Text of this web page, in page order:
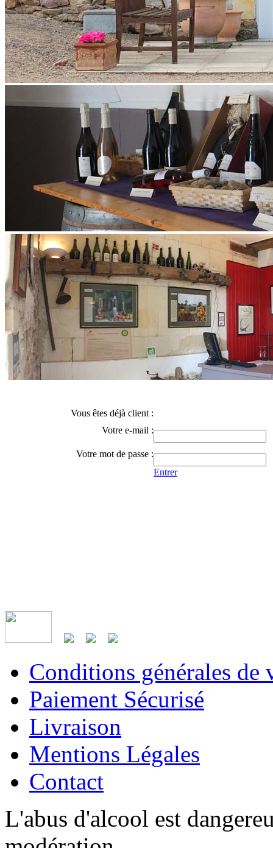
Vous êtes déjà client :
Votre e-mail :
Votre mot de passe :
Entrer
Conditions générales de
Paiement Sécurisé
Livraison
Mentions Légales
Contact
L'abus d'alcool est